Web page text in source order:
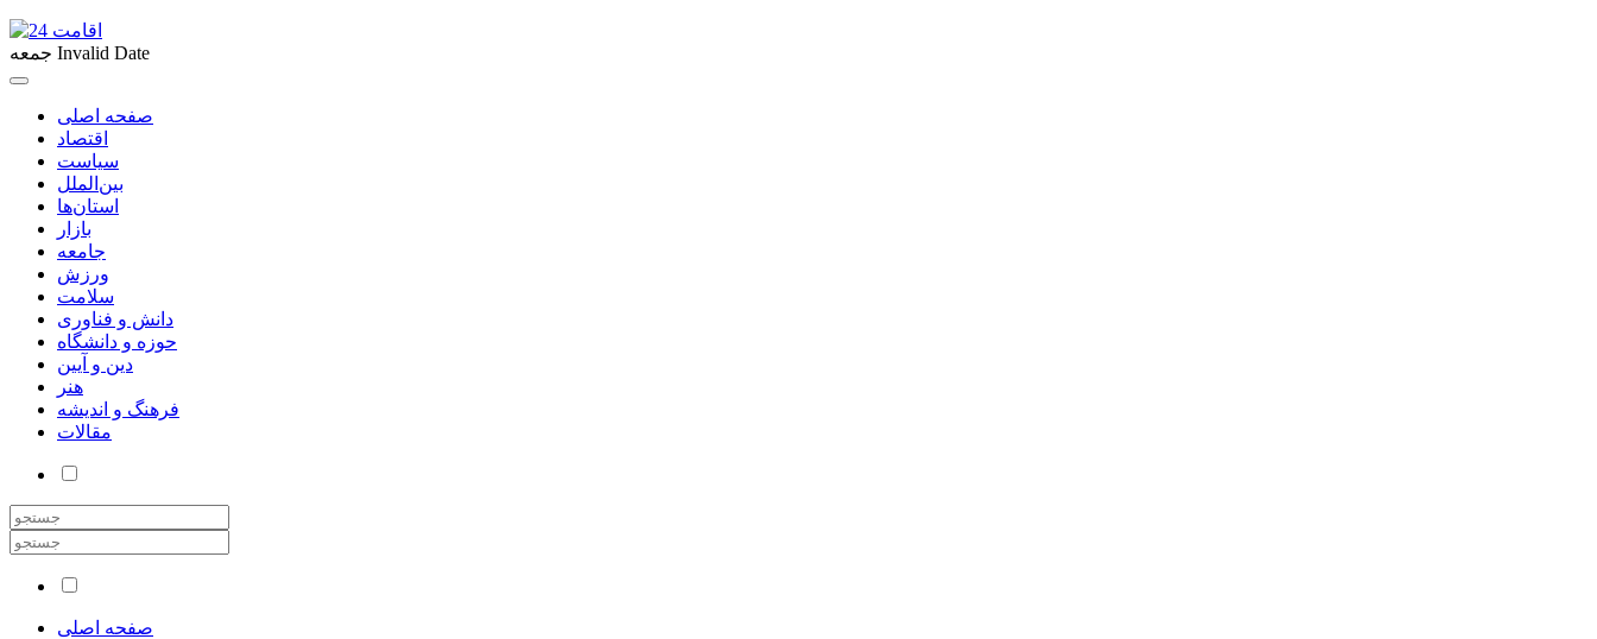
جمعه Invalid Date
صفحه اصلی
اقتصاد
سیاست
بین‌الملل
استان‌ها
بازار
جامعه
ورزش
سلامت
دانش و فناوری
حوزه و دانشگاه
دین و آیین
هنر
فرهنگ و اندیشه
مقالات
صفحه اصلی